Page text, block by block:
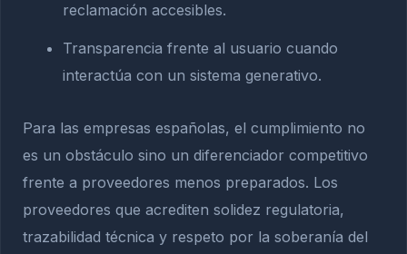
reclamación accesibles.
Transparencia frente al usuario cuando
interactúa con un sistema generativo.
Para las empresas españolas, el cumplimiento no
es un obstáculo sino un diferenciador competitivo
frente a proveedores menos preparados. Los
proveedores que acrediten solidez regulatoria,
trazabilidad técnica y respeto por la soberanía del